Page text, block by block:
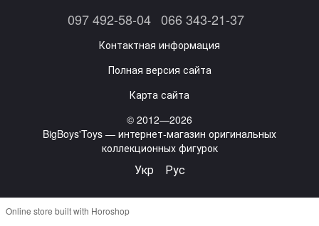
097 492-58-04 066 343-21-37
Контактная информация
Полная версия сайта
Карта сайта
© 2012—2026
BigBoys'Toys — интернет-магазин оригинальных
коллекционных фигурок
Укр Рус
Online store built with Horoshop